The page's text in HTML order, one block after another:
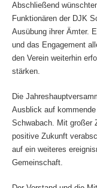
Abschließend
Funktionären der DJK
Ausübung ihrer Ämter.
und das Engagement
den Verein weiterhin
stärken.
Die
Ausblick auf
Schwabach. Mit großer
positive Zukunft
auf ein weiteres
Gemeinschaft.